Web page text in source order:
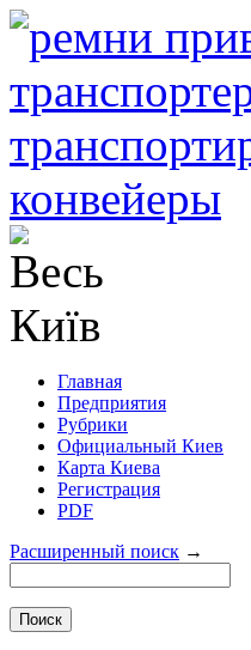
Главная
Предприятия
Рубрики
Официальный Киев
Карта Киева
Регистрация
PDF
Расширенный поиск →